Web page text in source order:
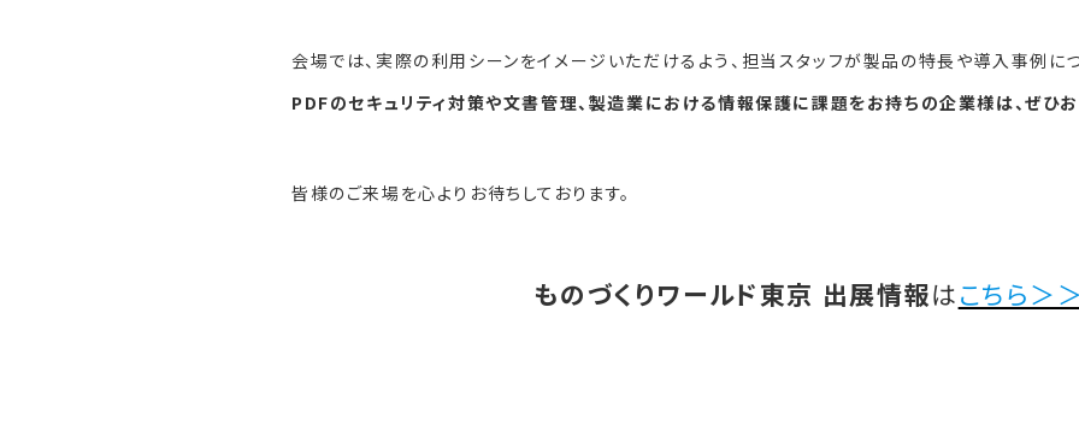
会場では、実際の利用シーンをイメージいただけるよう、担当スタッフが製品の特長や導入事例に
PDFのセキュリティ対策や文書管理、製造業における情報保護に課題をお持ちの企業様は、ぜひ
皆様のご来場を心よりお待ちしております。
ものづくりワールド東京 出展情報はこちら＞